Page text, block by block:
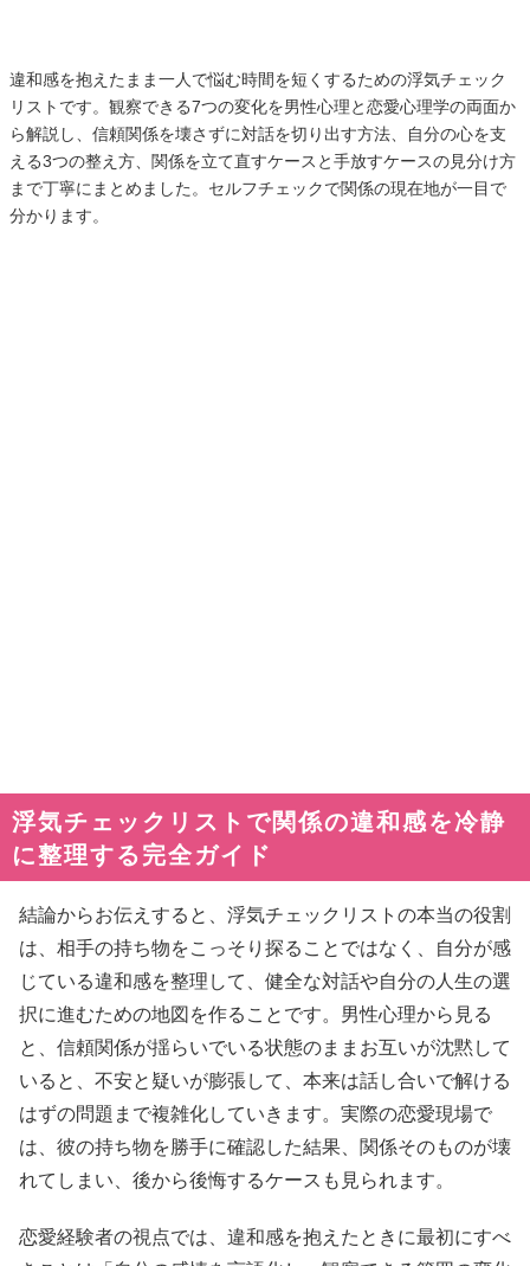
違和感を抱えたまま一人で悩む時間を短くするための浮気チェック
リストです。観察できる7つの変化を男性心理と恋愛心理学の両面か
ら解説し、信頼関係を壊さずに対話を切り出す方法、自分の心を支
える3つの整え方、関係を立て直すケースと手放すケースの見分け方
まで丁寧にまとめました。セルフチェックで関係の現在地が一目で
分かります。
浮気チェックリストで関係の違和感を冷静
に整理する完全ガイド
結論からお伝えすると、浮気チェックリストの本当の役割
は、相手の持ち物をこっそり探ることではなく、自分が感
じている違和感を整理して、健全な対話や自分の人生の選
択に進むための地図を作ることです。男性心理から見る
と、信頼関係が揺らいでいる状態のままお互いが沈黙して
いると、不安と疑いが膨張して、本来は話し合いで解ける
はずの問題まで複雑化していきます。実際の恋愛現場で
は、彼の持ち物を勝手に確認した結果、関係そのものが壊
れてしまい、後から後悔するケースも見られます。
恋愛経験者の視点では、違和感を抱えたときに最初にすべ